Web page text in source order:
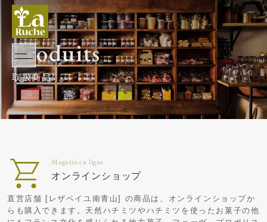
Produits
オンラインショップ
直営店舗 [レザベイユ南青山] の商品は、オンラインショップか
らも購入できます。天然ハチミツやハチミツを使ったお菓子の他